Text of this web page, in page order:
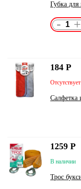
Губка
- +
Отсутствует
Салфетка
184 Р
В наличии
Трос
1259 Р